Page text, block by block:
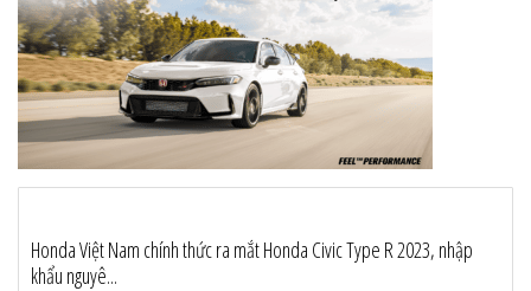
Honda Việt Nam chính thức ra mắt Honda Civic Type R 2023, nhập
khẩu nguyê...